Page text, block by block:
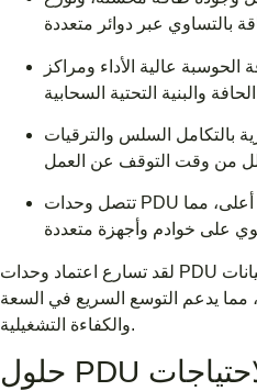
عالية الأداء ومراكز
بالتكامل السلس والترقيات
تتصل وحدات PDU هذه بمصادر طاقة ذات سعة أعلى، مما
لقد تسارع اعتماد وحدات PDU ثلاثية المراحل في مراكز البيانات
مما يدعم التوسع السريع في السعة
والكفاءة التشغيلية.
حلول PDU مخصصة للاحتياجات